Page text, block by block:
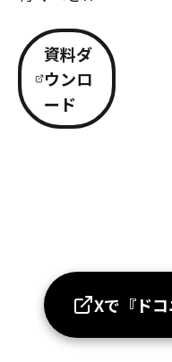
資料ダ
ウンロ
ード
Xで『ド